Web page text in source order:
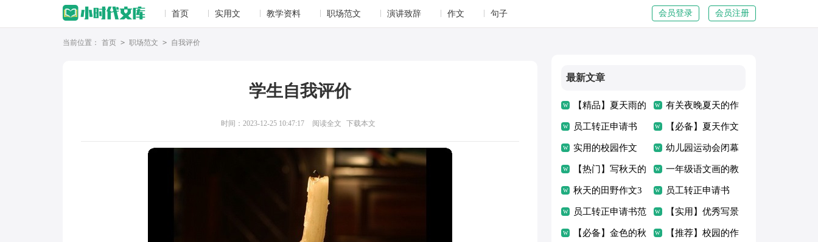
首页 实用文 教学资料 职场范文 演讲致辞 作文 句子 会员登录 会员注册
当前位置： 首页 > 职场范文 > 自我评价
学生自我评价
时间：2023-12-25 10:47:17 阅读全文 下载本文
最新文章
【精品】夏天雨的
作文三篇
有关夜晚夏天的作
文3篇
员工转正申请书
【精品13篇】
【必备】夏天作文
300字3篇
实用的校园作文
300字4篇
幼儿园运动会闭幕
词【精】
【热门】写秋天的
作文3篇
一年级语文画的教
学设计
秋天的田野作文3
篇
员工转正申请书
（集合12篇）
员工转正申请书范
文(精华)
【实用】优秀写景
作文汇编七篇
【必备】金色的秋 【推荐】校园的作